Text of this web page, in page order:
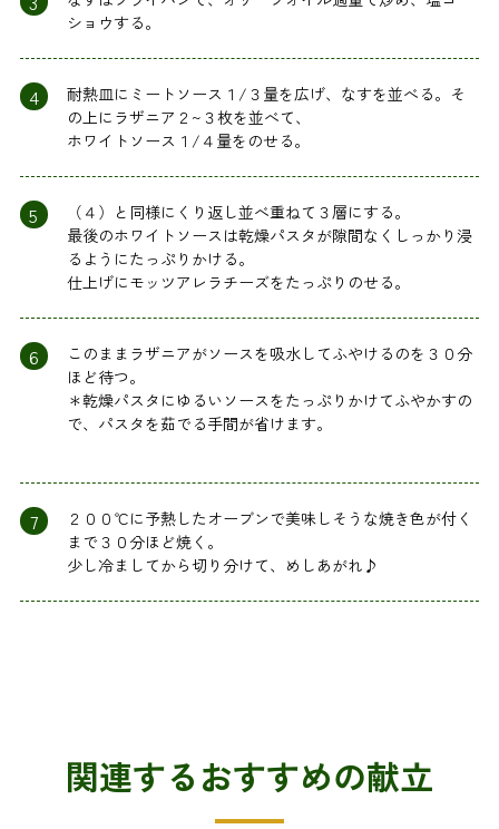
ショウする。
4
耐熱皿にミートソース１/３量を広げ、なすを並べる。そ
の上にラザニア２~３枚を並べて、
ホワイトソース１/４量をのせる。
5
（４）と同様にくり返し並べ重ねて３層にする。
最後のホワイトソースは乾燥パスタが隙間なくしっかり浸
るようにたっぷりかける。
仕上げにモッツアレラチーズをたっぷりのせる。
6
このままラザニアがソースを吸水してふやけるのを３０分
ほど待つ。
＊乾燥パスタにゆるいソースをたっぷりかけてふやかすの
で、パスタを茹でる手間が省けます。
7
２００℃に予熱したオーブンで美味しそうな焼き色が付く
まで３０分ほど焼く。
少し冷ましてから切り分けて、めしあがれ♪
関連するおすすめの献立